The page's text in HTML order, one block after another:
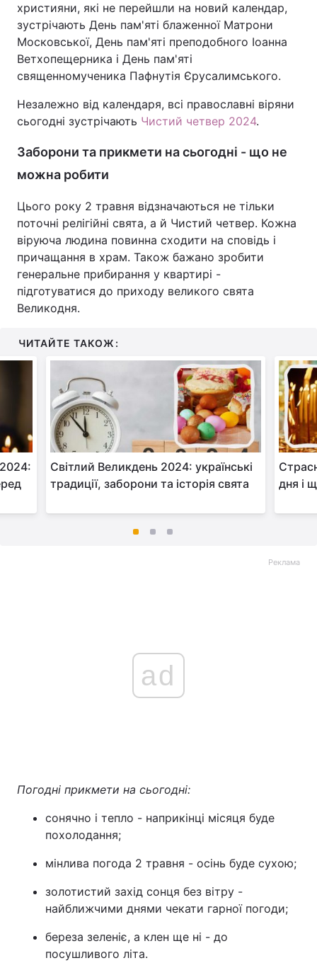
християни, які не перейшли на новий календар,
зустрічають День пам'яті блаженної Матрони
Московської, День пам'яті преподобного Іоанна
Ветхопещерника і День пам'яті
священномученика Пафнутія Єрусалимського.
Незалежно від календаря, всі православні віряни
сьогодні зустрічають Чистий четвер 2024.
Заборони та прикмети на сьогодні - що не
можна робити
Цього року 2 травня відзначаються не тільки
поточні релігійні свята, а й Чистий четвер. Кожна
віруюча людина повинна сходити на сповідь і
причащання в храм. Також бажано зробити
генеральне прибирання у квартирі -
підготуватися до приходу великого свята
Великодня.
ЧИТАЙТЕ ТАКОЖ:
Світлий Великдень 2024: українські
традиції, заборони та історія свята
дня і
Реклама
ad
Погодні прикмети на сьогодні:
сонячно і тепло - наприкінці місяця буде
похолодання;
мінлива погода 2 травня - осінь буде сухою;
золотистий захід сонця без вітру -
найближчими днями чекати гарної погоди;
береза зеленіє, а клен ще ні - до
посушливого літа.